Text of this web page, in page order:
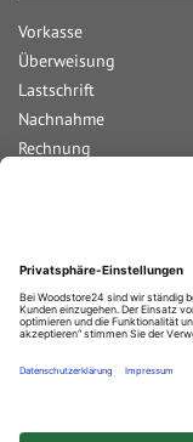
Vorkasse
Überweisung
Lastschrift
Nachnahme
Rechnung
Bewertungsgrundlage